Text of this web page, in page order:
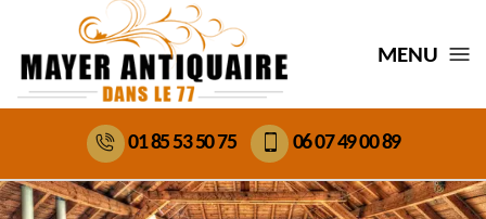
MENU
01 85 53 50 75 06 07 49 00 89